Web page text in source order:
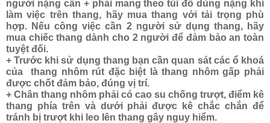
người nặng cân + phải mang theo túi đồ dùng nặng khi
làm việc trên thang, hãy mua thang với tải trọng phù
hợp. Nếu công việc cần 2 người sử dụng thang, hãy
mua chiếc thang dành cho 2 người để đảm bảo an toàn
tuyệt đối.
+ Trước khi sử dụng thang bạn cần quan sát các ổ khoá
của thang nhôm rút đặc biệt là thang nhôm gấp phải
được chốt đảm bảo, đúng vị trí.
+ Chân thang nhôm phải có cao su chống trượt, điểm kê
thang phía trên và dưới phải được kê chắc chắn để
tránh bị trượt khi leo lên thang gây nguy hiểm.